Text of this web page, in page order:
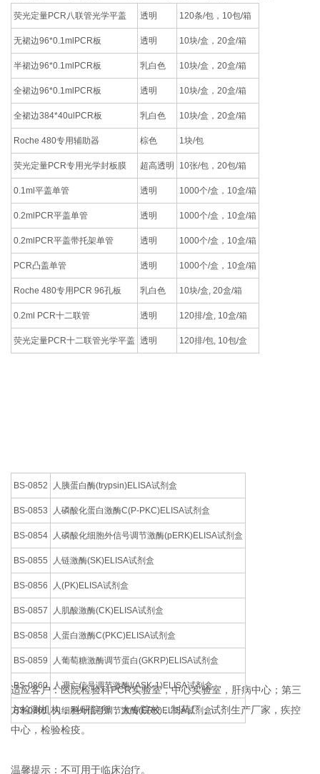
荧光定量PCR八联管光学平盖 透明 120条/包，10包/箱
无裙边96*0.1mlPCR板 透明 10块/盒，20盒/箱
半裙边96*0.1mlPCR板 乳白色 10块/盒，20盒/箱
全裙边96*0.1mlPCR板 透明 10块/盒，20盒/箱
全裙边384*40ulPCR板 乳白色 10块/盒，20盒/箱
Roche 480专用辅助器 棕色 1块/包
荧光定量PCR专用光学封板膜 超高透明 10张/包，20包/箱
0.1ml平盖单管 透明 1000个/盒，10盒/箱
0.2mlPCR平盖单管 透明 1000个/盒，10盒/箱
0.2mlPCR平盖带托架单管 透明 1000个/盒，10盒/箱
PCR凸盖单管 透明 1000个/盒，10盒/箱
Roche 480专用PCR 96孔板 乳白色 10块/盒, 20盒/箱
0.2ml PCR十二联管 透明 120排/盒, 10盒/箱
荧光定量PCR十二联管光学平盖 透明 120排/包, 10包/盒
BS-0852 人胰蛋白酶(trypsin)ELISA试剂盒
BS-0853 人磷酸化蛋白激酶C(P-PKC)ELISA试剂盒
BS-0854 人磷酸化细胞外信号调节激酶(pERK)ELISA试剂盒
BS-0855 人链激酶(SK)ELISA试剂盒
BS-0856 人(PK)ELISA试剂盒
BS-0857 人肌酸激酶(CK)ELISA试剂盒
BS-0858 人蛋白激酶C(PKC)ELISA试剂盒
BS-0859 人葡萄糖激酶调节蛋白(GKRP)ELISA试剂盒
BS-0860 人凋亡信号调节激酶I(ASK-1)ELISA试剂盒
BS-0861 人细胞外信号调节激酶(ERK)ELISA试剂盒
适应客户：医院检验科PCR实验室，中心实验室，肝病中心；第三
方检测机构，科研院所，大专院校，制药厂，试剂生产厂家，疾控
中心，检验检疫。
温馨提示：不可用于临床治疗。